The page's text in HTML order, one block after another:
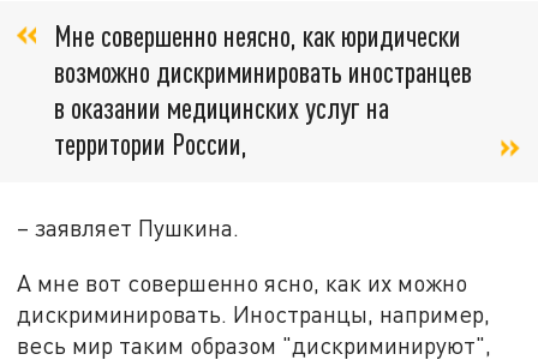
Мне совершенно неясно, как юридически
возможно дискриминировать иностранцев
в оказании медицинских услуг на
территории России,
– заявляет Пушкина.
А мне вот совершенно ясно, как их можно
дискриминировать. Иностранцы, например,
весь мир таким образом "дискриминируют",